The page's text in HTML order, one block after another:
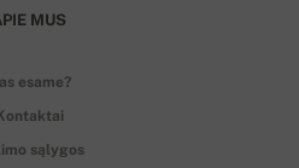
MUS
esame?
sąlygos